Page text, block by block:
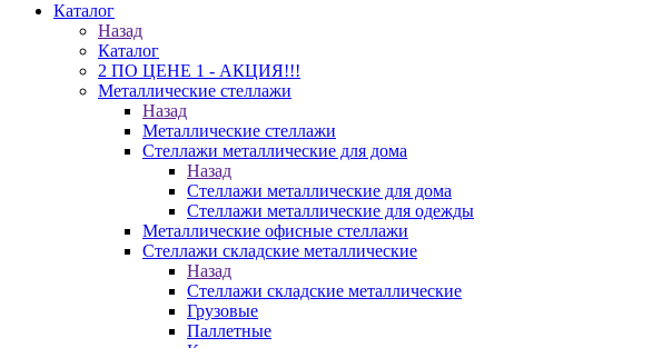
Каталог
Назад
Каталог
2 ПО ЦЕНЕ 1 - АКЦИЯ!!!
Металлические стеллажи
Назад
Металлические стеллажи
Стеллажи металлические для дома
Назад
Стеллажи металлические для дома
Стеллажи металлические для одежды
Металлические офисные стеллажи
Стеллажи складские металлические
Назад
Стеллажи складские металлические
Грузовые
Паллетные